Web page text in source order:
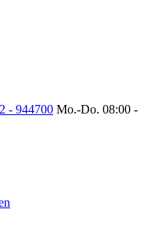
- 944700 Mo.-Do. 08:00 -